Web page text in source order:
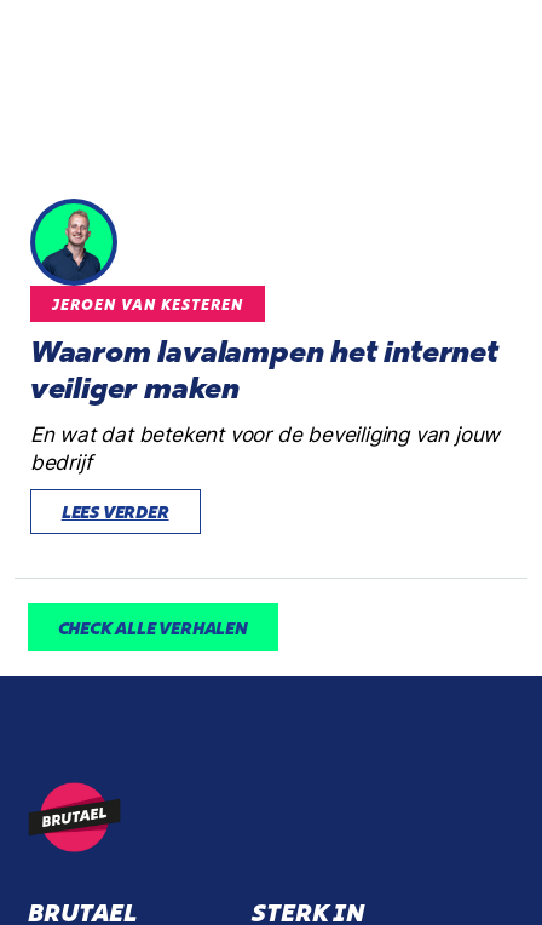
JEROEN VAN KESTEREN
Waarom lavalampen het internet
veiliger maken
En wat dat betekent voor de beveiliging van jouw
bedrijf
LEES VERDER
CHECK ALLE VERHALEN
BRUTAEL STERK IN